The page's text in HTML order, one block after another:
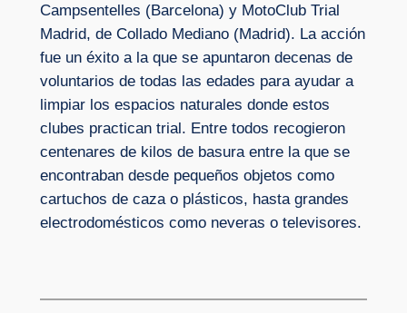
Campsentelles (Barcelona) y MotoClub Trial
Madrid, de Collado Mediano (Madrid). La acción
fue un éxito a la que se apuntaron decenas de
voluntarios de todas las edades para ayudar a
limpiar los espacios naturales donde estos
clubes practican trial. Entre todos recogieron
centenares de kilos de basura entre la que se
encontraban desde pequeños objetos como
cartuchos de caza o plásticos, hasta grandes
electrodomésticos como neveras o televisores.